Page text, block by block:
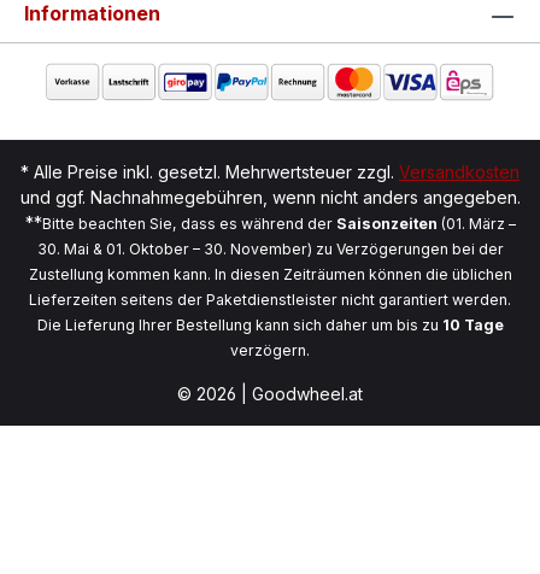
Informationen
* Alle Preise inkl. gesetzl. Mehrwertsteuer zzgl. Versandkosten
und ggf. Nachnahmegebühren, wenn nicht anders angegeben.
**Bitte beachten Sie, dass es während der Saisonzeiten (01. März –
30. Mai & 01. Oktober – 30. November) zu Verzögerungen bei der
Zustellung kommen kann. In diesen Zeiträumen können die üblichen
Lieferzeiten seitens der Paketdienstleister nicht garantiert werden.
Die Lieferung Ihrer Bestellung kann sich daher um bis zu 10 Tage
verzögern.
© 2026 | Goodwheel.at